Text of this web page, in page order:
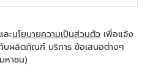
และนโยบายความเป็นส่วนตัว เพื่อแจ้ง
บผลิตภัณฑ์ บริการ ข้อเสนอต่างๆ
หาชน)